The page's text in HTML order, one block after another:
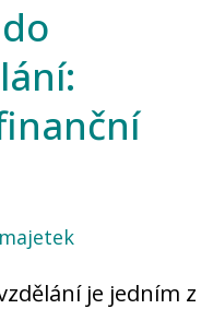
je jedním z